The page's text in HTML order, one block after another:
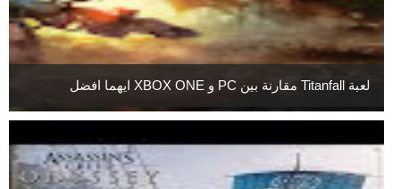
لعبة Titanfall مقارنة بين PC و XBOX ONE ايهما افضل